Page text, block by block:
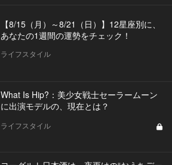
【8/15（月）～8/21（日）】12星座別に、
あなたの1週間の運勢をチェック！
ライフスタイル
What Is Hip?：美少女戦士セーラームーン
に出演モデルの、現在とは？
ライフスタイル